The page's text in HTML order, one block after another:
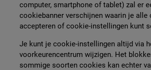
computer, smartphone of tablet) zal er
cookiebanner verschijnen waarin je
accepteren of cookie-instellingen kunt
Je kunt je cookie-instellingen altijd via
voorkeurencentrum wijzigen. Het
sommige soorten cookies kan echter